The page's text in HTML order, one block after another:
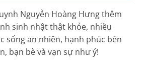
Nguyễn Hoàng Hưng thêm
sinh nhật thật khỏe, nhiều
sống an nhiên, hạnh phúc bên
bạn bè và vạn sự như ý!